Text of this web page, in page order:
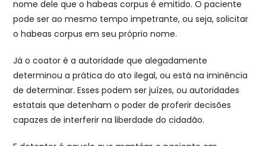
nome dele que o habeas corpus é emitido. O paciente
pode ser ao mesmo tempo impetrante, ou seja, solicitar
o habeas corpus em seu próprio nome.
Já o coator é a autoridade que alegadamente
determinou a prática do ato ilegal, ou está na iminência
de determinar. Esses podem ser juízes, ou autoridades
estatais que detenham o poder de proferir decisões
capazes de interferir na liberdade do cidadão.